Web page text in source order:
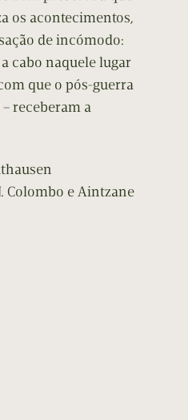
os acontecimentos,
de incómodo:
cabo naquele lugar
que o pós-guerra
receberam a
Colombo e Aintzane